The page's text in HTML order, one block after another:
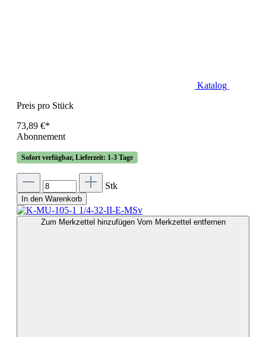
Katalog
Preis pro Stück
73,89 €*
Abonnement
Sofort verfügbar, Lieferzeit: 1-3 Tage
Stk
In den Warenkorb
Zum Merkzettel hinzufügen Vom Merkzettel entfernen